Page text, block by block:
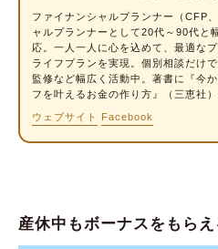
産休を理由にボーナス
うすればいい？
産休・育休中の手当・経
ボーナスはもらえる可
ファイナンシャルプランナー
（CFP
ャルプランナーとして20代～90代と
応。一人一人に心を込めて、最適な
ライフプランを実現。個別相談だけ
監修など幅広く活動中。著書に『今
フを叶えるお金の作り方』（三恵社）
ウェブサイト Facebook
産休中もボーナスをもら